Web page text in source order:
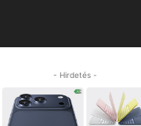
- Hirdetés -